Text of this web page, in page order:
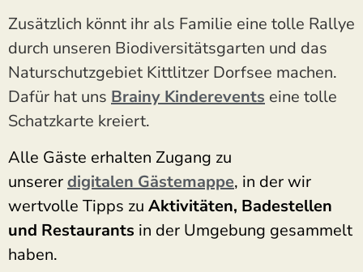
Zusätzlich könnt ihr als Familie eine tolle Rallye
durch unseren Biodiversitätsgarten und das
Naturschutzgebiet Kittlitzer Dorfsee machen.
Dafür hat uns Brainy Kinderevents eine tolle
Schatzkarte kreiert.
Alle Gäste erhalten Zugang zu
unsererdigitalen Gästemappe, in der wir
wertvolle Tipps zu Aktivitäten, Badestellen
und Restaurants in der Umgebung gesammelt
haben.